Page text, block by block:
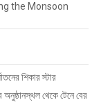
the Monsoon
শিকার স্টার
থেকে টেনে বের